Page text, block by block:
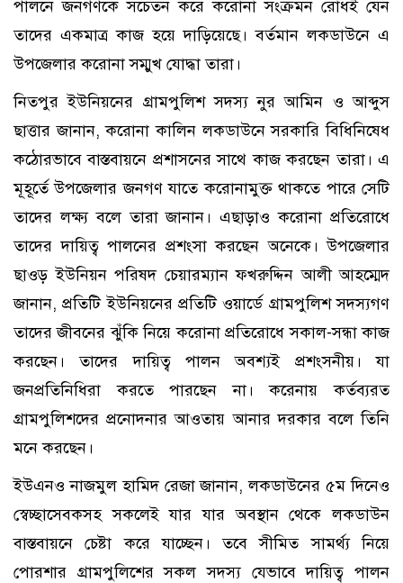
পালনে জনগণকে সচেতন করে করোনা সংক্রমন রোধই যেন
তাদের একমাত্র কাজ হয়ে দাড়িয়েছে। বর্তমান লকডাউনে এ
উপজেলার করোনা সম্মুখ যোদ্ধা তারা।
নিতপুর ইউনিয়নের গ্রামপুলিশ সদস্য নুর আমিন ও আব্দুস
ছাত্তার জানান, করোনা কালিন লকডাউনে সরকারি বিধিনিষেধ
কঠোরভাবে বাস্তবায়নে প্রশাসনের সাথে কাজ করছেন তারা। এ
মূহূর্তে উপজেলার জনগণ যাতে করোনামুক্ত থাকতে পারে সেটি
তাদের লক্ষ্য বলে তারা জানান। এছাড়াও করোনা প্রতিরোধে
তাদের দায়িত্ব পালনের প্রশংসা করছেন অনেকে। উপজেলার
ছাওড় ইউনিয়ন পরিষদ চেয়ারম্যান ফখরুদ্দিন আলী আহম্মেদ
জানান, প্রতিটি ইউনিয়নের প্রতিটি ওয়ার্ডে গ্রামপুলিশ সদস্যগণ
তাদের জীবনের ঝুঁকি নিয়ে করোনা প্রতিরোধে সকাল-সন্ধা কাজ
করছেন। তাদের দায়িত্ব পালন অবশ্যই প্রশংসনীয়। যা
জনপ্রতিনিধিরা করতে পারছেন না। করেনায় কর্তব্যরত
গ্রামপুলিশদের প্রনোদনার আওতায় আনার দরকার বলে তিনি
মনে করছেন।
ইউএনও নাজমুল হামিদ রেজা জানান, লকডাউনের ৫ম দিনেও
স্বেচ্ছাসেবকসহ সকলেই যার যার অবস্থান থেকে লকডাউন
বাস্তবায়নে চেষ্টা করে যাচ্ছেন। তবে সীমিত সামর্থ্য নিয়ে
পোরশার গ্রামপুলিশের সকল সদস্য যেভাবে দায়িত্ব পালন